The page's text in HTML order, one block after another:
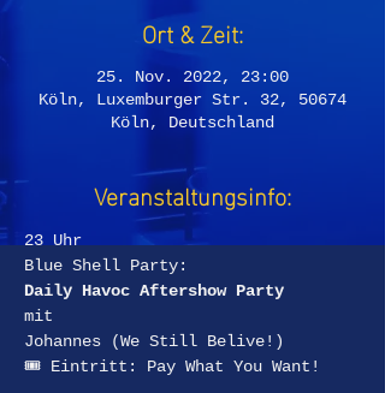
Ort & Zeit:
25. Nov. 2022, 23:00
Köln, Luxemburger Str. 32, 50674
Köln, Deutschland
Veranstaltungsinfo:
23 Uhr
Blue Shell Party:
Daily Havoc Aftershow Party
mit
Johannes (We Still Belive!)
🎟 Eintritt: Pay What You Want!